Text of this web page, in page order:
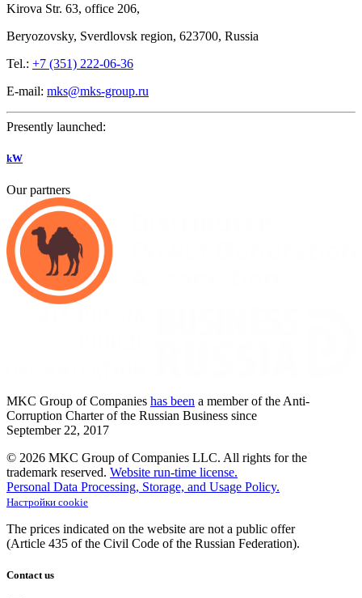
Kirova Str. 63, office 206,
Beryozovsky, Sverdlovsk region, 623700, Russia
Tel.: +7 (351) 222-06-36
E-mail: mks@mks-group.ru
Presently launched:
kW
Our partners
MKC Group of Companies has been a member of the Anti-
Corruption Charter of the Russian Business since
September 22, 2017
© 2026 MKC Group of Companies LLC. All rights for the
trademark reserved. Website run-time license.
Personal Data Processing, Storage, and Usage Policy.
Настройки cookie
The prices indicated on the website are not a public offer
(Article 435 of the Civil Code of the Russian Federation).
Contact us